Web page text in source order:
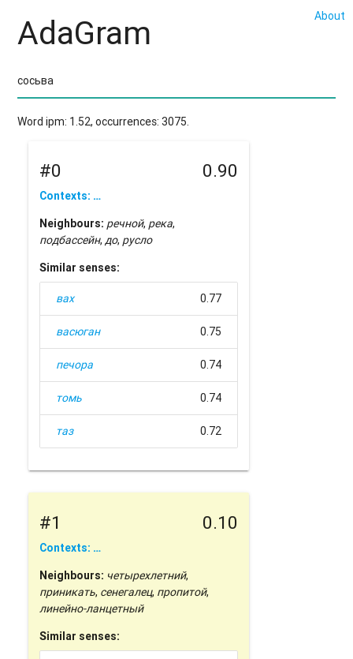
About
AdaGram
Word ipm: 1.52, occurrences: 3075.
#0 0.90
Contexts: …
Neighbours: речной, река,
подбассейн,до, русло
Similar senses:
вах 0.77
васюган 0.75
печора 0.74
томь 0.74
таз 0.72
#1 0.10
Contexts: …
Neighbours: четырехлетний,
приникать, сенегалец, пропитой,
линейно-ланцетный
Similar senses: